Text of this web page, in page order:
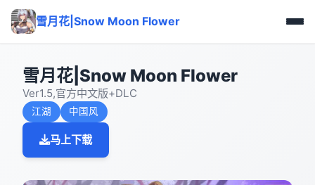
雪月花|Snow Moon Flower
雪月花|Snow Moon Flower
Ver1.5,官方中文版+DLC
江湖 中国风
马上下载